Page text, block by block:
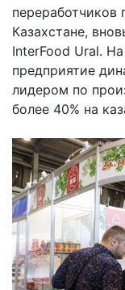
Казахстане,
InterFood Ural.
предприятие
лидером по
более 40% на